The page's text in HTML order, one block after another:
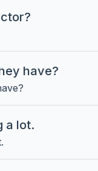
have?
a lot.